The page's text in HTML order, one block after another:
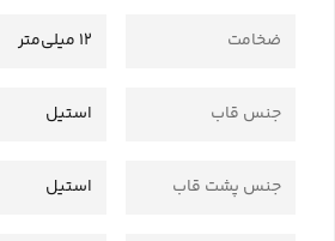
ضخامت 12 میلی‌متر
جنس قاب استیل
جنس پشت قاب استیل